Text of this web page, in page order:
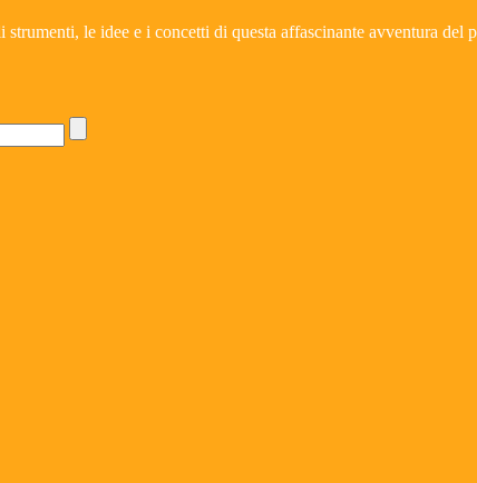
strumenti, le idee e i concetti di questa affascinante avventura del